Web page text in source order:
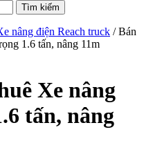
nâng điện Reach truck / Bán
1.6 tấn, nâng 11m
Xe nâng
tấn, nâng